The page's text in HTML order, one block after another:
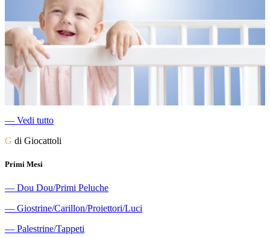
― Vedi tutto
G di Giocattoli
Primi Mesi
― Dou Dou/Primi Peluche
― Giostrine/Carillon/Proiettori/Luci
― Palestrine/Tappeti